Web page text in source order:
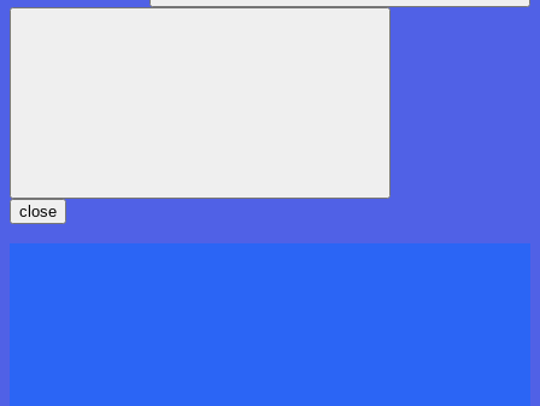
close